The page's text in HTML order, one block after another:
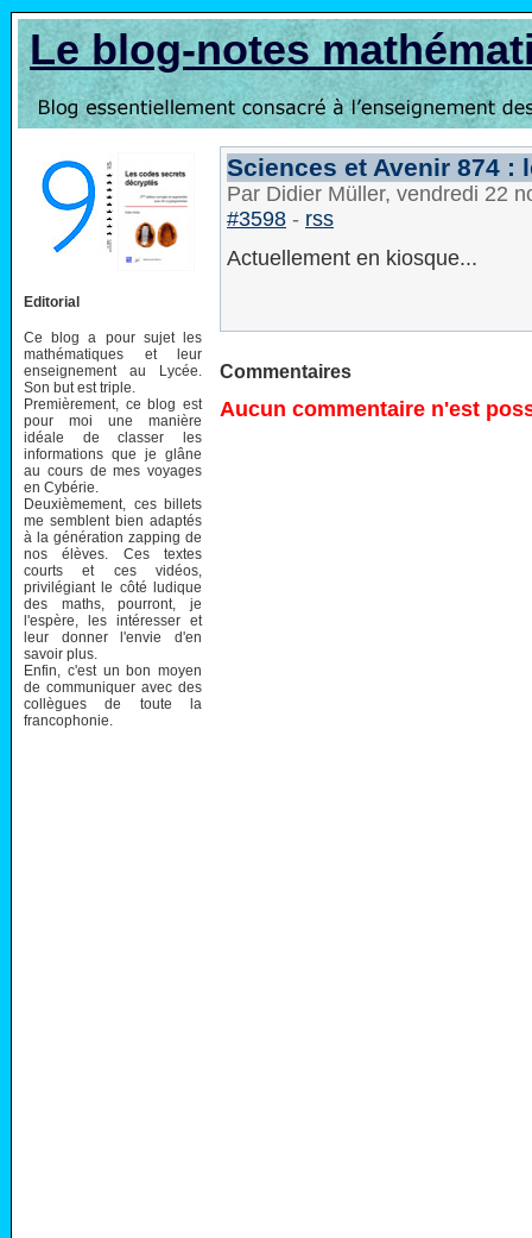
Le blog-notes
Editorial
Ce blog a pour sujet les
mathématiques et leur
enseignement au Lycée.
Son but est triple.
Premièrement, ce blog est
pour moi une manière
idéale de classer les
informations que je glâne
au cours de mes voyages
en Cybérie.
Deuxièmement, ces billets
me semblent bien adaptés
à la génération zapping de
nos élèves. Ces textes
courts et ces vidéos,
privilégiant le côté ludique
des maths, pourront, je
l'espère, les intéresser et
leur donner l'envie d'en
savoir plus.
Enfin, c'est un bon moyen
de communiquer avec des
collègues de toute la
francophonie.
Sciences et Avenir 874 :
Par Didier Müller, vendredi 22
#3598 - rss
Actuellement en kiosque...
Commentaires
Aucun commentaire n'est